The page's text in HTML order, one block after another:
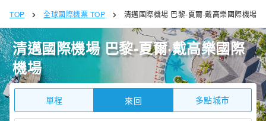
TOP 全球國際機票 TOP 清邁國際機場 巴黎-夏爾·戴高樂國際機場
清邁國際機場 巴黎-夏爾·戴高樂國際
機場
單程 來回 多點城市